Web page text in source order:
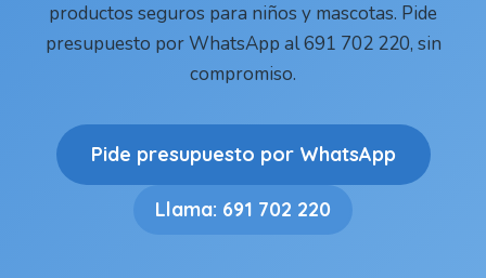
productos seguros para niños y mascotas. Pide
presupuesto por WhatsApp al 691 702 220, sin
compromiso.
Pide presupuesto por WhatsApp
Llama: 691 702 220